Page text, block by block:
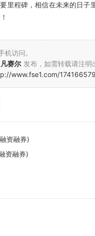
里程碑，相信在未来的日
机访问。
凡赛尔 发布，如需转载请注明
www.fse1.com/
资融券)
资融券)